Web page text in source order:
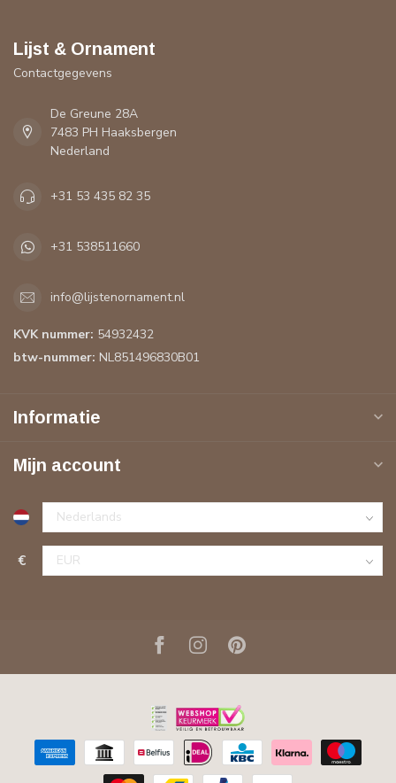
Lijst & Ornament
Contactgegevens
De Greune 28A
7483 PH Haaksbergen
Nederland
+31 53 435 82 35
+31 538511660
info@lijstenornament.nl
KVK nummer: 54932432
btw-nummer: NL851496830B01
Informatie
Mijn account
€